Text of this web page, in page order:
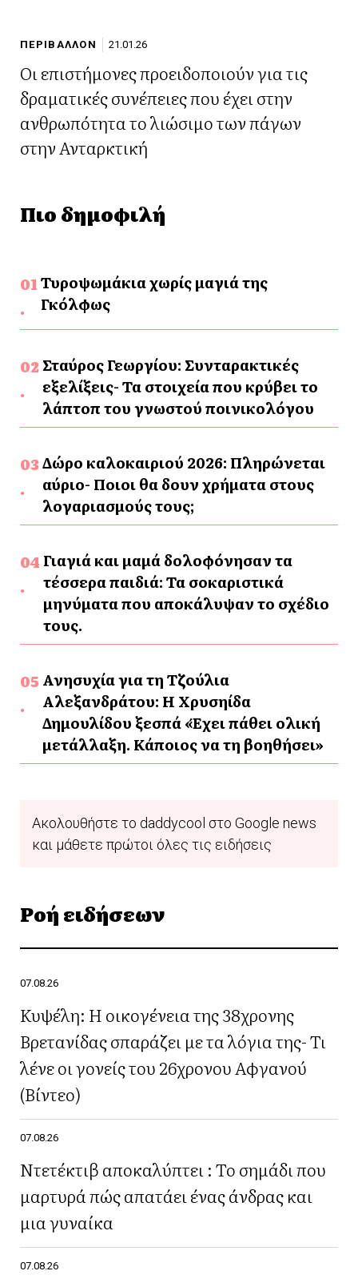
ΠΕΡΙΒΑΛΛΟΝ 21.01.26
Οι επιστήμονες προειδοποιούν για τις
δραματικές συνέπειες που έχει στην
ανθρωπότητα το λιώσιμο των πάγων
στην Ανταρκτική
Πιο δημοφιλή
Τυροψωμάκια χωρίς μαγιά της
Γκόλφως
Σταύρος Γεωργίου: Συνταρακτικές
εξελίξεις- Τα στοιχεία που κρύβει το
λάπτοπ του γνωστού ποινικολόγου
Δώρο καλοκαιριού 2026: Πληρώνεται
αύριο- Ποιοι θα δουν χρήματα στους
λογαριασμούς τους;
Γιαγιά και μαμά δολοφόνησαν τα
τέσσερα παιδιά: Τα σοκαριστικά
μηνύματα που αποκάλυψαν το σχέδιο
τους.
Ανησυχία για τη Τζούλια
Αλεξανδράτου: Η Χρυσηίδα
Δημουλίδου ξεσπά «Έχει πάθει ολική
μετάλλαξη. Κάποιος να τη βοηθήσει»
Ακολουθήστε το daddycool στο Google news
και μάθετε πρώτοι όλες τις ειδήσεις
Ροή ειδήσεων
07.08.26
Κυψέλη: Η οικογένεια της 38χρονης
Βρετανίδας σπαράζει με τα λόγια της- Τι
λένε οι γονείς του 26χρονου Αφγανού
(Βίντεο)
07.08.26
Ντετέκτιβ αποκαλύπτει : Το σημάδι που
μαρτυρά πώς απατάει ένας άνδρας και
μια γυναίκα
07.08.26